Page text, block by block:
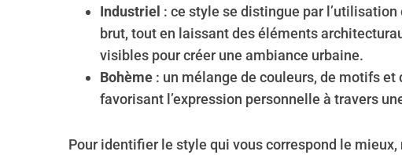
Industriel : ce style se distingue par
brut, tout en laissant des éléments
visibles pour créer une ambiance urbaine.
Bohème : un mélange de couleurs, de motifs et
favorisant l’expression personnelle à travers
Pour identifier le style qui vous correspond le mieux,